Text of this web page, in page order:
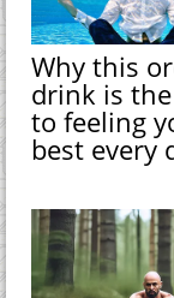
Why this
drink is
to feeling
best every